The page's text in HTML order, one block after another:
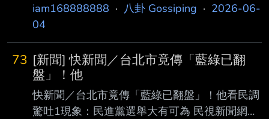
iam168888888 · 八卦 Gossiping · 2026-06-
04
73 [新聞] 快新聞／台北市竟傳「藍綠已翻
盤」！他
快新聞／台北市竟傳「藍綠已翻盤」！他看民調
驚吐1現象：民進黨選舉大有可為 民視新聞網